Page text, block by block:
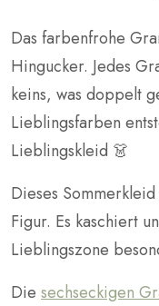
Das farbenfrohe
Hingucker. Jedes
keins, was doppelt
Lieblingsfarben
Lieblingskleid 👗
Dieses
Figur. Es kaschiert
Lieblingszone
Die sechseckigen